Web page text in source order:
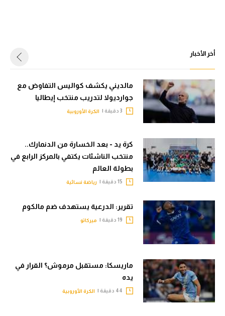
أخر الأخبار
مالديني يكشف كواليس التفاوض مع
جوارديولا لتدريب منتخب إيطاليا
الكرة الأوروبية
كرة يد - بعد الخسارة من الدنمارك..
منتخب الناشئات يكتفي بالمركز الرابع في
بطولة العالم
رياضة نسائية
تقرير: الدرعية يستهدف ضم مالكوم
ميركاتو
ماريسكا: مستقبل مرموش؟ القرار في
يده
الكرة الأوروبية